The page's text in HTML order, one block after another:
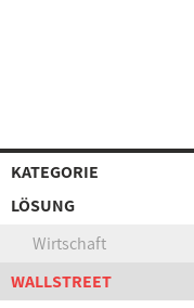
KATEGORIE
LÖSUNG
Wirtschaft
WALLSTREET